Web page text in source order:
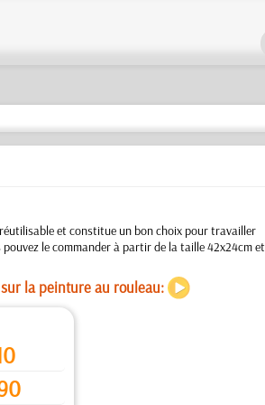
et constitue un bon choix pour travailler
le commander à partir de la taille 42x24cm et
la peinture au rouleau: